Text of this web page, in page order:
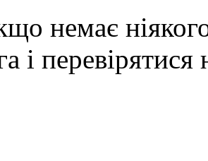
немає
і